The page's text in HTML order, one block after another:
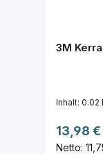
3M
Inhalt: 0.02
13,98 €
Netto: